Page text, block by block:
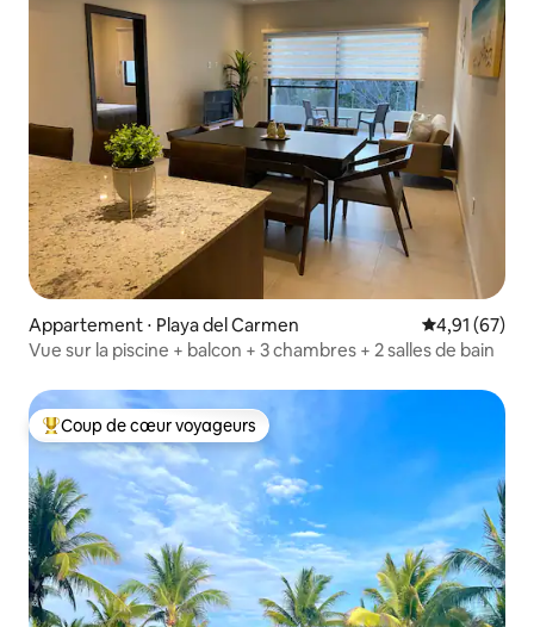
Appartement ⋅ Playa del Carmen Évaluation
4,91 (67)
Vue sur la piscine + balcon + 3 chambres + 2 salles de bain
Coups de cœur voyageurs les plus appréciés
Coup de cœur voyageurs